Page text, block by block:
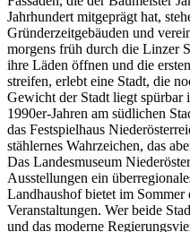
Jahrhundert mitgeprägt hat,
Gründerzeitgebäuden und
morgens früh durch die Linzer
ihre Läden öffnen und die
streifen, erlebt eine Stadt, die
Gewicht der Stadt liegt spürbar
1990er-Jahren am südlichen
das Festspielhaus
stählernes Wahrzeichen, das
Das Landesmuseum
Ausstellungen ein
Landhaushof bietet im
Veranstaltungen. Wer beide
und das moderne